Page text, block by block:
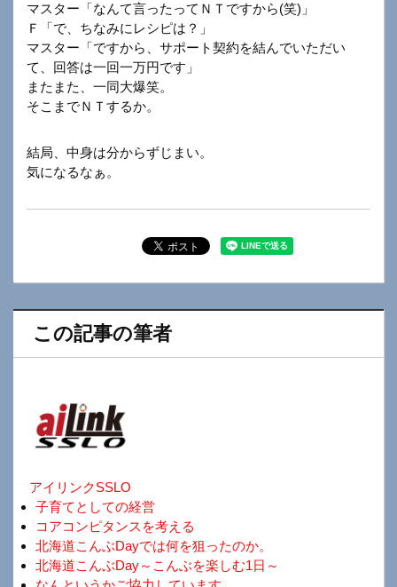
マスター「なんて言ったってＮＴですから(笑)」
Ｆ「で、ちなみにレシピは？」
マスター「ですから、サポート契約を結んでいただい
て、回答は一回一万円です」
またまた、一同大爆笑。
そこまでＮＴするか。
結局、中身は分からずじまい。
気になるなぁ。
この記事の筆者
アイリンクSSLO
子育てとしての経営
コアコンピタンスを考える
北海道こんぶDayでは何を狙ったのか。
北海道こんぶDay～こんぶを楽しむ1日～